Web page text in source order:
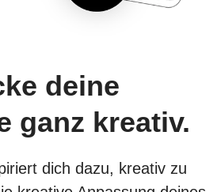
deine
ganz kreativ.
dich dazu, kreativ zu